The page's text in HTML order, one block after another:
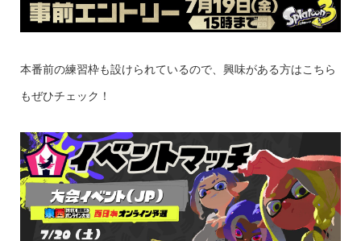
本番前の練習枠も設けられているので、興味がある方はこちら
もぜひチェック！